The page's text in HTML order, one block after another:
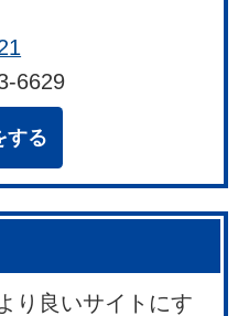
6629
する
り良いサイトにす